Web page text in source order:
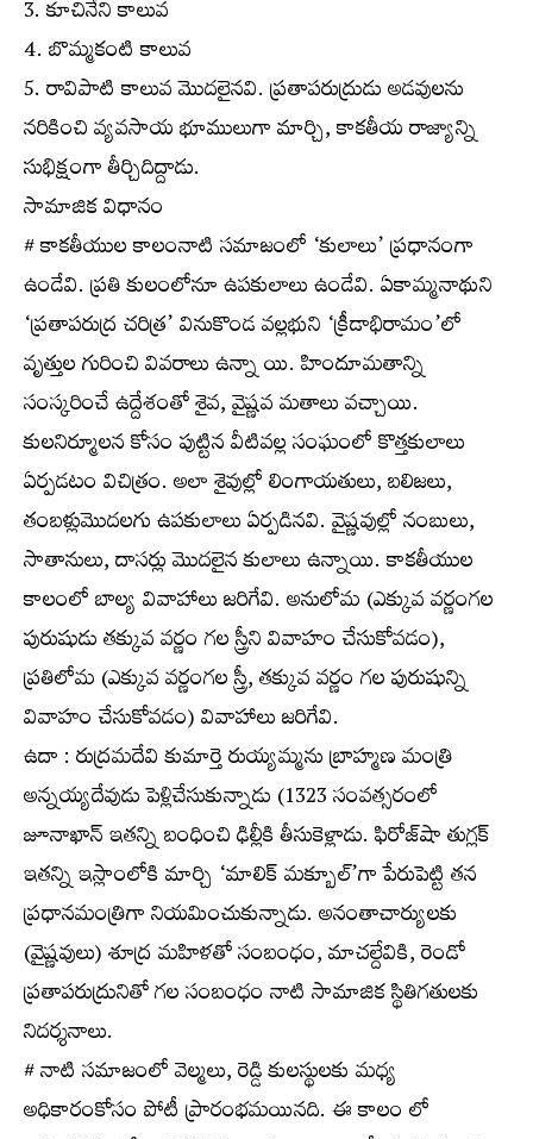
3. కూచినేని కాలువ
4. బొమ్మకంటి కాలువ
5. రావిపాటి కాలువ మొదలైనవి. ప్రతాపరుద్రుడు అడవులను
నరికించి వ్యవసాయ భూములుగా మార్చి, కాకతీయ రాజ్యాన్ని
సుభిక్షంగా తీర్చిదిద్దాడు.
సామాజిక విధానం
# కాకతీయుల కాలంనాటి సమాజంలో ‘కులాలు’ ప్రధానంగా
ఉండేవి. ప్రతి కులంలోనూ ఉపకులాలు ఉండేవి. ఏకామ్మనాథుని
‘ప్రతాపరుద్ర చరిత్ర’ వినుకొండ వల్లభుని ‘క్రీడాభిరామం’లో
వృత్తుల గురించి వివరాలు ఉన్నా యి. హిందూమతాన్ని
సంస్కరించే ఉద్దేశంతో శైవ, వైష్ణవ మతాలు వచ్చాయి.
కులనిర్మూలన కోసం పుట్టిన వీటివల్ల సంఘంలో కొత్తకులాలు
ఏర్పడటం విచిత్రం. అలా శైవుల్లో లింగాయతులు, బలిజలు,
తంబళ్లుమొదలగు ఉపకులాలు ఏర్పడినవి. వైష్ణవుల్లో నంబులు,
సాతానులు, దాసర్లు మొదలైన కులాలు ఉన్నాయి. కాకతీయుల
కాలంలో బాల్య వివాహాలు జరిగేవి. అనులోమ (ఎక్కువ వర్ణంగల
పురుషుడు తక్కువ వర్ణం గల స్త్రీని వివాహం చేసుకోవడం),
ప్రతిలోమ (ఎక్కువ వర్ణంగల స్త్రీ, తక్కువ వర్ణం గల పురుషున్ని
వివాహం చేసుకోవడం) వివాహాలు జరిగేవి.
ఉదా : రుద్రమదేవి కుమార్తె రుయ్యమ్మను బ్రాహ్మణ మంత్రి
అన్నయ్యదేవుడు పెళ్లిచేసుకున్నాడు (1323 సంవత్సరంలో
జూనాఖాన్‌ ఇతన్ని బంధించి ఢిల్లీకి తీసుకెళ్లాడు. ఫిరోజ్‌షా తుగ్లక్‌
ఇతన్ని ఇస్లాంలోకి మార్చి ‘మాలిక్‌ మక్బూల్‌’గా పేరుపెట్టి తన
ప్రధానమంత్రిగా నియమించుకున్నాడు. అనంతాచార్యులకు
(వైష్ణవులు) శూద్ర మహిళతో సంబంధం, మాచల్దేవికి, రెండో
ప్రతాపరుద్రునితో గల సంబంధం నాటి సామాజిక స్థితిగతులకు
నిదర్శనాలు.
# నాటి సమాజంలో వెల్మలు, రెడ్డి కులస్థులకు మధ్య
అధికారంకోసం పోటీ ప్రారంభమయినది. ఈ కాలం లో